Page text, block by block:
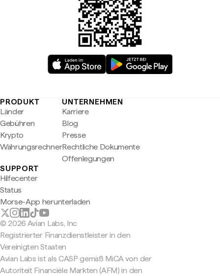
PRODUKT
Länder
Gebühren
Krypto
Währungsrechner
UNTERNEHMEN
Karriere
Blog
Presse
Rechtliche Dokumente
Offenlegungen
SUPPORT
Hilfecenter
Status
Morse-App herunterladen
© 2026 Avian Labs, Inc
Registrierter Finanzdienstleister in den
Vereinigten Staaten
Avian Labs ist als CASP gemäß MiCA von der
Autoriteit Financiële Markten (AFM) in den